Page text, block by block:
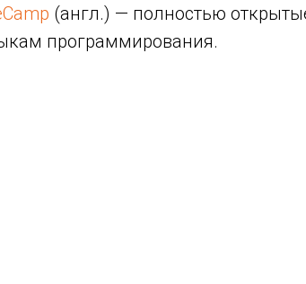
(англ.) — полностью
программирования.